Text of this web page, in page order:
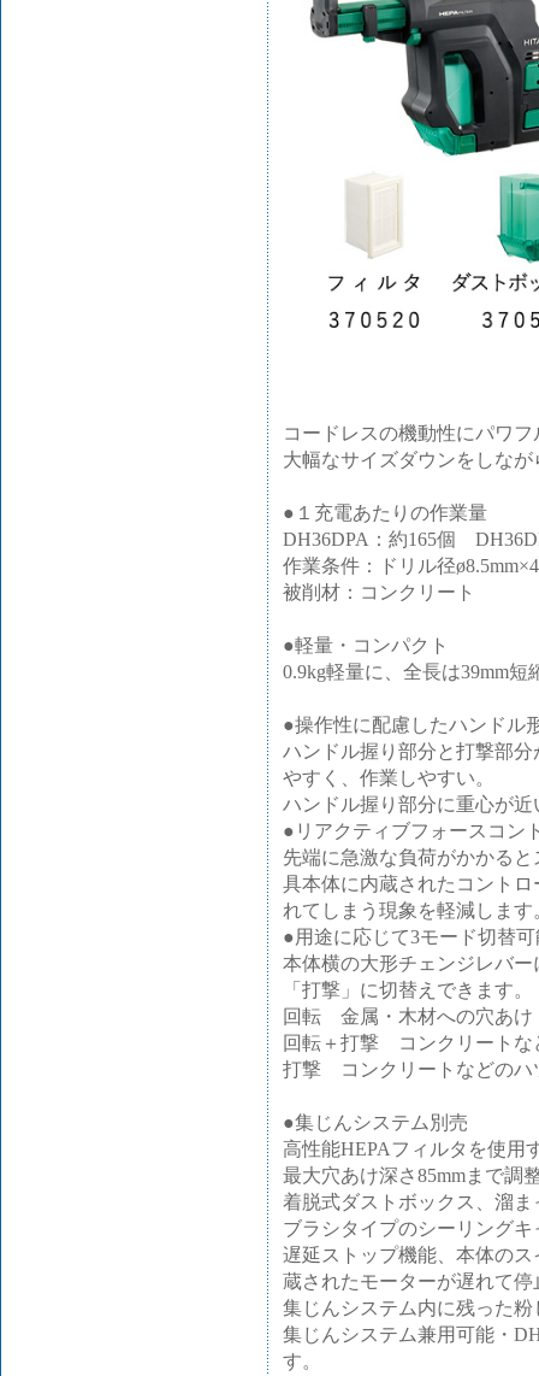
コードレスの機動性にパワ
大幅なサイズダウンをしな
●１充電あたりの作業量
DH36DPA：約165個
作業条件：ドリル径
被削材：コンクリート
●軽量・コンパクト
0.9kg軽量に、全長は39mm短
●操作性に配慮したハンドル
ハンドル握り部分と打撃部
やすく、作業しやすい。
ハンドル握り部分に重心が
●リアクティブフォースコン
先端に急激な負荷がかかる
具本体に内蔵されたコント
れてしまう現象を軽減します
●用途に応じて3モード切替
本体横の大形チェンジレバ
「打撃」に切替えできます。
回転 金属・木材への穴あけ
回転＋打撃 コンクリートな
打撃 コンクリートなどのハ
●集じんシステム別売
高性能HEPAフィルタを使用
最大穴あけ深さ85mmまで調
着脱式ダストボックス、溜
ブラシタイプのシーリング
遅延ストップ機能、本体の
蔵されたモーターが遅れて停
集じんシステム内に残った
集じんシステム兼用可能・
す。